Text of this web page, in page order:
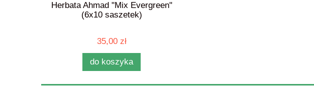
Herbata Ahmad "Mix Evergreen"
(6x10 saszetek)
35,00 zł
do koszyka